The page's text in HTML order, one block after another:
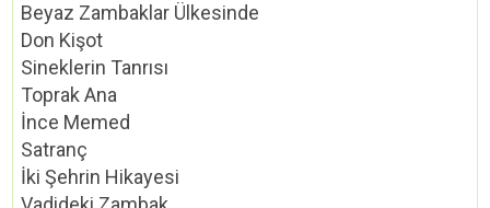
Beyaz Zambaklar Ülkesinde
Don Kişot
Sineklerin Tanrısı
Toprak Ana
İnce Memed
Satranç
İki Şehrin Hikayesi